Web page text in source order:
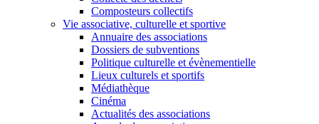
Composteurs collectifs
Vie associative, culturelle et sportive
Annuaire des associations
Dossiers de subventions
Politique culturelle et évènementielle
Lieux culturels et sportifs
Médiathèque
Cinéma
Actualités des associations